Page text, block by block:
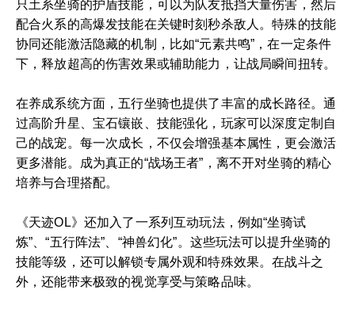
只土系坐骑的护盾技能，可以为队友抵挡大量伤害，然后
配合火系的高爆发技能在关键时刻秒杀敌人。特殊的技能
协同还能激活隐藏的机制，比如“元素共鸣”，在一定条件
下，释放超高的伤害效果或辅助能力，让战局瞬间扭转。
在养成系统方面，五行坐骑也提供了丰富的成长路径。通
过高阶升星、宝石镶嵌、技能强化，玩家可以深度定制自
己的战宠。每一次成长，不仅会增强基本属性，更会激活
更多潜能。成为真正的“战场王者”，离不开对坐骑的精心
培养与合理搭配。
《天迹OL》还加入了一系列互动玩法，例如“坐骑试
炼”、“五行阵法”、“神兽幻化”。这些玩法可以提升坐骑的
技能等级，还可以解锁专属外观和特殊效果。在战斗之
外，还能带来极致的视觉享受与策略品味。